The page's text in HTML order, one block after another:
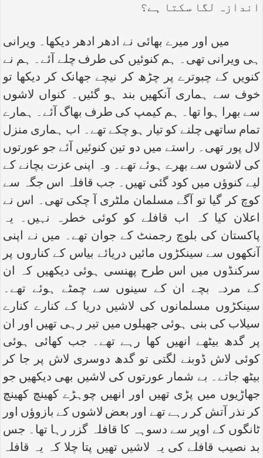
اندازہ لگا سکتا ہے؟
میں اور میرے بھائی نے ادھر ادھر دیکھا۔ ویرانی
ہی ویرانی تھی۔ ہم کنوئیں کی طرف چلے آئے۔ ہم نے
کنویں کے چبوترے پر چڑھ کر نیچے جھانک کر دیکھا تو
خوف سے ہماری آنکھیں بند ہو گئیں۔ کنواں لاشوں
سے بھرا ہوا تھا۔ ہم کیمپ کی طرف بھاگ آئے۔ ہمارے
تمام ساتھی چلنے کو تیار ہو چکے تھے۔ اب ہماری منزل
لال پور تھی۔ راستے میں دو تین کنوئیں آئے جو عورتوں
کی لاشوں سے بھرے ہوئے تھے۔ وہ اپنی عزت بچانے کے
لیے کنوؤں میں کود گئی تھیں۔ جب قافلہ اس جگہ سے
کوچ کر گیا تو آگے مسلمان ملٹری آ چکی تھی۔ اس نے
اعلان کیا کہ اب قافلے کو کوئی خطرہ نہیں۔ یہ
پاکستان کی بلوچ رجمنٹ کے جوان تھے۔ میں نے اپنی
آنکھوں سے سینکڑوں مائیں دریائے بیاس کے کناروں پر
سرکنڈوں میں اس طرح پھنسی ہوئی دیکھیں کہ ان
کے مردہ بچے ان کے سینوں سے چمٹے ہوئے تھے۔
سینکڑوں مسلمانوں کی لاشیں دریا کے کنارے کنارے
سیلاب کی بنی ہوئی جھیلوں میں تیر رہی تھیں اور ان
پر گدھ بیٹھے انھیں کھا رہے تھے۔ جب کھائی ہوئی
کوئی لاش ڈوبنے لگتی تو گدھ دوسری لاش پر جا کر
بیٹھ جاتے۔ بے شمار عورتوں کی لاشیں بھی دیکھیں جو
جھاڑیوں میں پڑی تھیں اور انھیں چوہڑے کھینچ کھینچ
کر نذر آتش کر رہے تھے اور بعض لاشوں کے بازوؤں اور
ٹانگوں کے اوپر سے دسوہہ کا قافلہ گزر رہا تھا۔ جس
بد نصیب قافلے کی یہ لاشیں تھیں پتا چلا کہ یہ قافلہ